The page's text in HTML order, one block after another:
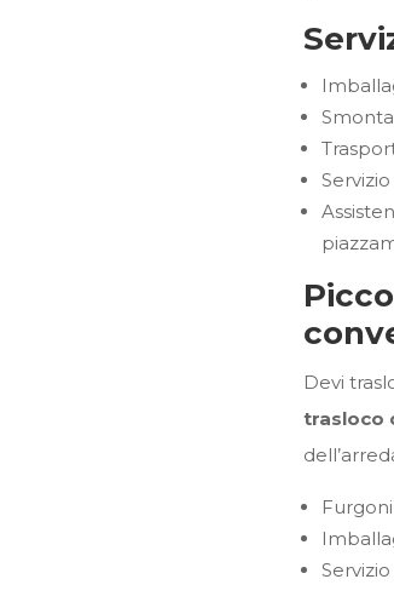
Devi
trasloco